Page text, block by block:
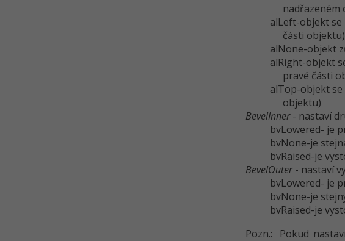
nadřazeném
alLeft-objekt se
části objektu)
alNone-objekt
alRight-objekt
pravé části
alTop-objekt
objektu)
BevelInner- nastaví
bvLowered- je
bvNone-je
bvRaised-je
BevelOuter- nastaví
bvLowered- je
bvNone-je
bvRaised-je
Pozn.: Pokud